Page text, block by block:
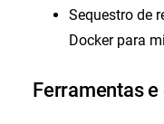
Sequestro de
Docker para
Ferramentas